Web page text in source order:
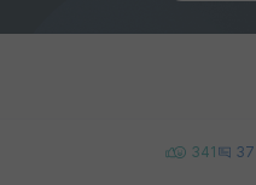
341 37